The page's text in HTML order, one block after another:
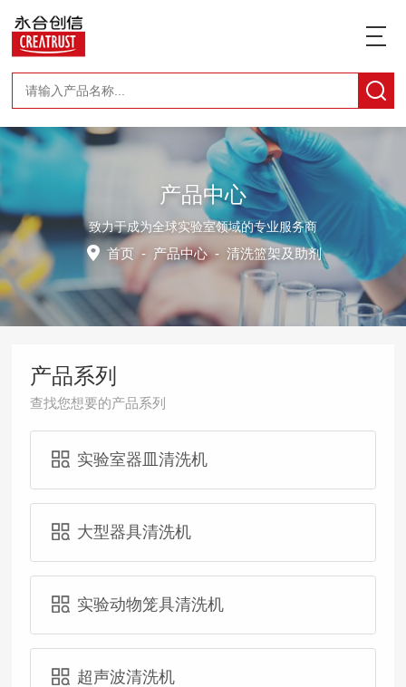
产品中心
致力于成为全球实验室领域的专业服务商
首页 - 产品中心- 清洗篮架及助剂
产品系列
查找您想要的产品系列
实验室器皿清洗机
大型器具清洗机
实验动物笼具清洗机
超声波清洗机